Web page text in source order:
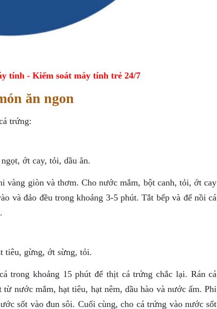
tính - Kiểm soát máy tính trẻ 24/7
ăn ngon
trứng:
ớt cay, tỏi, dầu ăn.
vàng giòn và thơm. Cho nước mắm, bột canh, tỏi, ớt cay
và đảo đều trong khoảng 3-5 phút. Tắt bếp và để nồi cá
tiêu, gừng, ớt sừng, tỏi.
trong khoảng 15 phút để thịt cá trứng chắc lại. Rán cá
nước mắm, hạt tiêu, hạt nêm, dầu hào và nước ấm. Phi
sốt vào đun sôi. Cuối cùng, cho cá trứng vào nước sốt